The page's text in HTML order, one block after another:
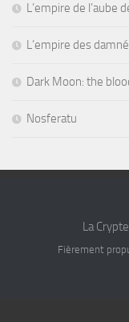
L’empire de l’aube
L’empire des
Dark Moon: the
Nosferatu
La
Fièrement